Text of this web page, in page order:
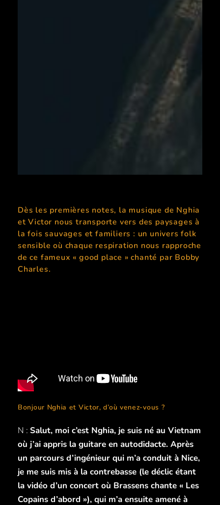
Dès les premières notes, la musique de Nghia
et Victor nous transporte vers des paysages à
la fois sauvages et familiers : un univers folk
sensible où chaque respiration nous rapproche
de ce fameux « good place » chanté par Bobby
Charles.
Bonjour Nghia et Victor, d’où venez-vous ?
N : Salut, moi c’est Nghia, je suis né au Vietnam
où j’ai appris la guitare en autodidacte. Après
un parcours d’ingénieur qui m’a conduit à Nice,
je me suis mis à la contrebasse (le déclic étant
la vidéo d’un concert où Brassens chante « Les
Copains d’abord »), qui m’a ensuite amené à